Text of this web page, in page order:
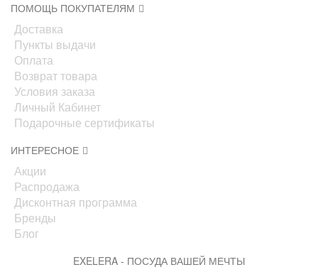
ПОМОЩЬ ПОКУПАТЕЛЯМ
Доставка
Пункты выдачи
Оплата
Возврат товара
Условия заказа
Личный Кабинет
Подарочные сертификаты
ИНТЕРЕСНОЕ
Акции
Распродажа
Дисконтная программа
Бренды
Блог
EXELERA - ПОСУДА ВАШЕЙ МЕЧТЫ